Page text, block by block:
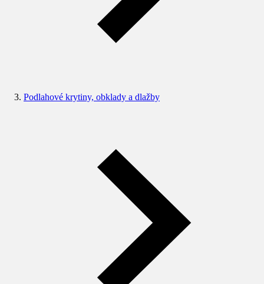
Podlahové krytiny, obklady a dlažby